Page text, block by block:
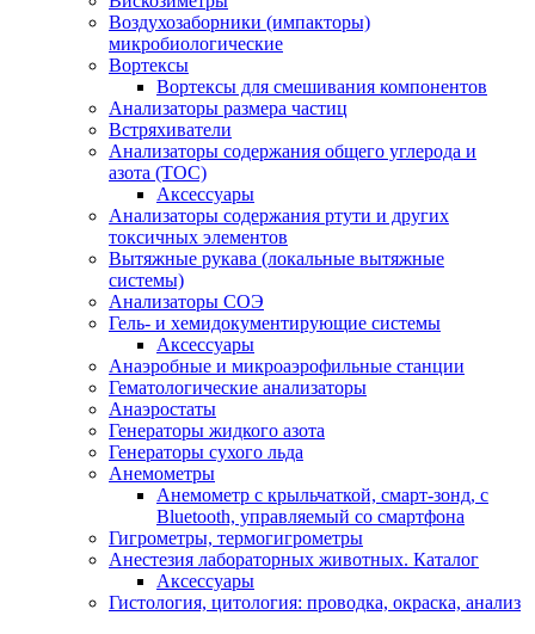
Воздухозаборники (импакторы)
микробиологические
Вортексы
Вортексы для смешивания компонентов
Анализаторы размера частиц
Встряхиватели
Анализаторы содержания общего углерода и
азота (ТОС)
Аксессуары
Анализаторы содержания ртути и других
токсичных элементов
Вытяжные рукава (локальные вытяжные
системы)
Анализаторы СОЭ
Гель- и хемидокументирующие системы
Аксессуары
Анаэробные и микроаэрофильные станции
Гематологические анализаторы
Анаэростаты
Генераторы жидкого азота
Генераторы сухого льда
Анемометры
Анемометр с крыльчаткой, смарт-зонд, с
Bluetooth, управляемый со смартфона
Гигрометры, термогигрометры
Анестезия лабораторных животных. Каталог
Аксессуары
Гистология, цитология: проводка, окраска, анализ